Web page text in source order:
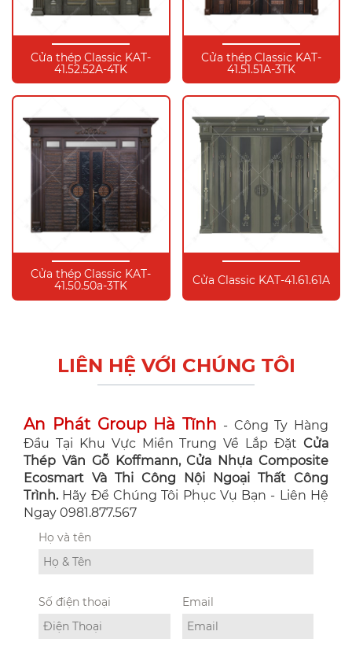
Cửa thép Classic KAT-
41.52.52A-4TK
Cửa thép Classic KAT-
41.51.51A-3TK
Cửa thép Classic KAT-
41.50.50a-3TK
Cửa Classic KAT-41.61.61A
LIÊN HỆ VỚI CHÚNG TÔI
An Phát Group Hà Tĩnh - Công Ty Hàng
Đầu Tại Khu Vực Miền Trung Về Lắp Đặt Cửa
Thép Vân Gỗ Koffmann, Cửa Nhựa Composite
Ecosmart Và Thi Công Nội Ngoại Thất Công
Trình. Hãy Để Chúng Tôi Phục Vụ Bạn - Liên Hệ
Ngay 0981.877.567
Họ và tên
Số điện thoại Email